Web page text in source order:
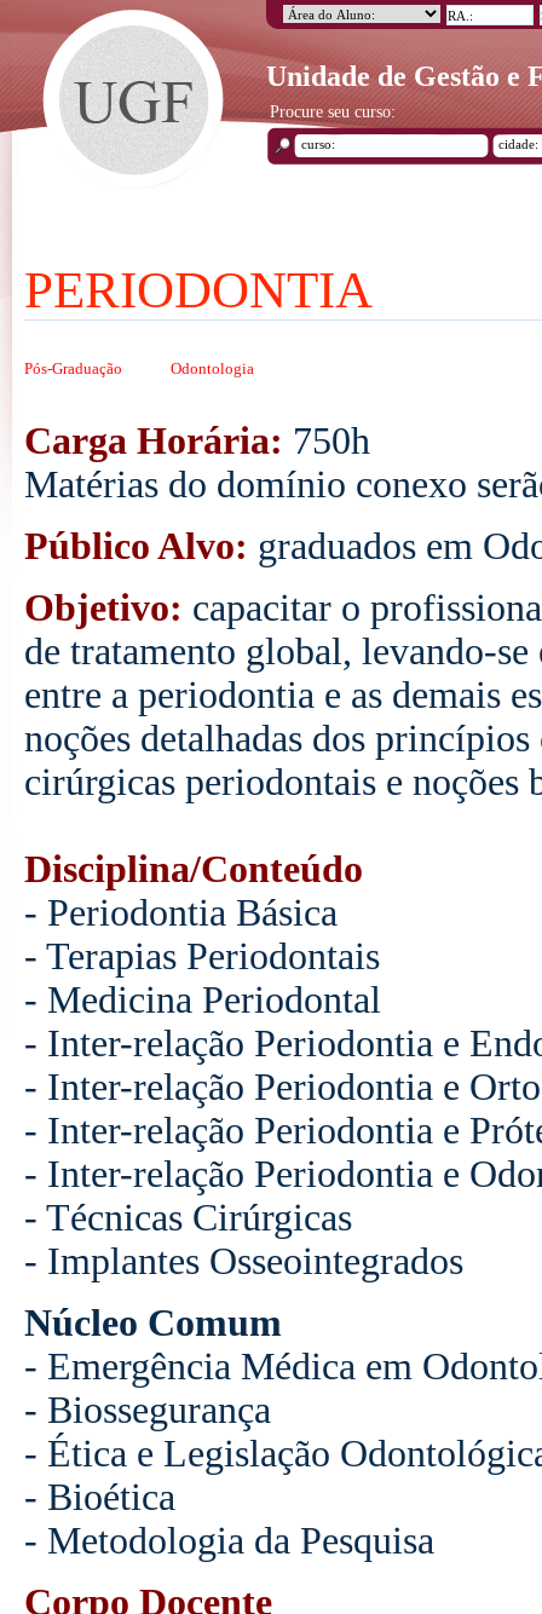
Unidade de Gestão e
Procure seu curso:
PERIODONTIA
Pós-Graduação Odontologia
Carga Horária: 750h
Matérias do domínio conexo
Público Alvo: graduados em
Objetivo: capacitar o
de tratamento global, levando-se
entre a periodontia e as demais
noções detalhadas dos
cirúrgicas periodontais e noções
Disciplina/Conteúdo
- Periodontia Básica
- Terapias Periodontais
- Medicina Periodontal
- Inter-relação Periodontia e
- Inter-relação Periodontia e
- Inter-relação Periodontia e
- Inter-relação Periodontia e
- Técnicas Cirúrgicas
- Implantes Osseointegrados
Núcleo Comum
- Emergência Médica em
- Biossegurança
- Ética e Legislação
- Bioética
- Metodologia da Pesquisa
Corpo Docente